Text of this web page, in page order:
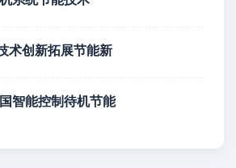
术创新拓展节能新
智能控制待机节能